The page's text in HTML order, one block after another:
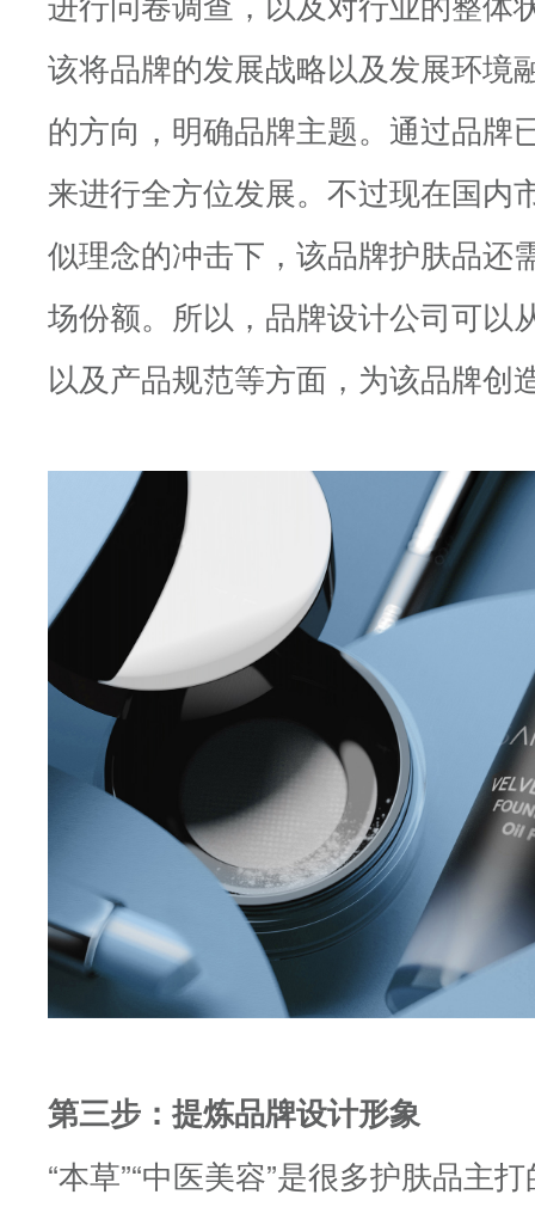
该将品牌的发展战略以及发展环境
的方向，明确品牌主题。通过品牌
来进行全方位发展。不过现在国内
似理念的冲击下，该品牌护肤品还
场份额。所以，品牌设计公司可以
以及产品规范等方面，为该品牌创
第三步：提炼品牌设计形象
“本草”“中医美容”是很多护肤品主